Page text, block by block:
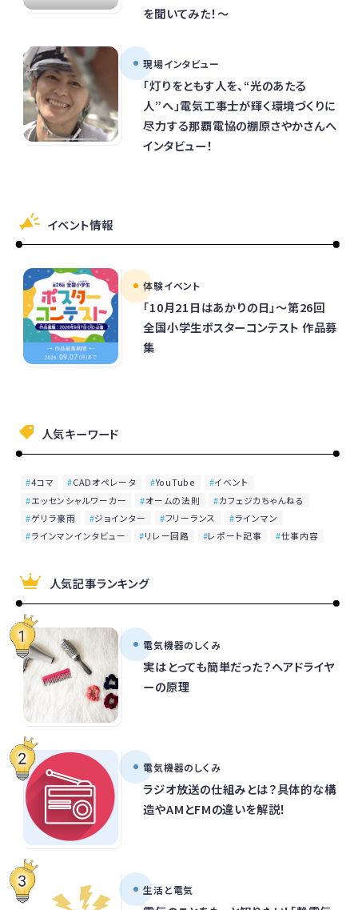
を聞いてみた！～
現場インタビュー
「灯りをともす人を、“光のあたる
人”へ」電気工事士が輝く環境づくりに
尽力する那覇電協の棚原さやかさんへ
インタビュー！
イベント情報
体験イベント
「10月21日はあかりの日」～第26回
全国小学生ポスターコンテスト 作品募
集
人気キーワード
4コマ CADオペレータ YouTube
イベント
エッセンシャルワーカー
オームの法則
カフェジカちゃんねる
ゲリラ豪雨
ジョインター フリーランス
ラインマン
ラインマンインタビュー
リレー回路 レポート記事 仕事内容
人気記事ランキング
電気機器のしくみ
実はとっても簡単だった？ヘアドライヤ
ーの原理
電気機器のしくみ
ラジオ放送の仕組みとは？具体的な構
造やAMとFMの違いを解説！
生活と電気